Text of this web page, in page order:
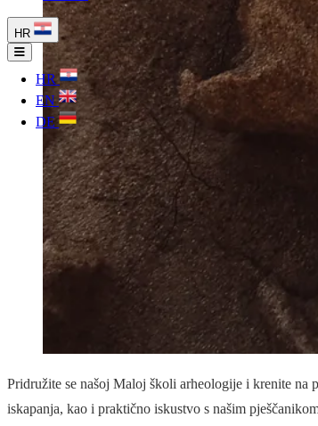
HR
HR
EN
DE
Pridružite se našoj Maloj školi arheologije i krenite na
iskapanja, kao i praktično iskustvo s našim